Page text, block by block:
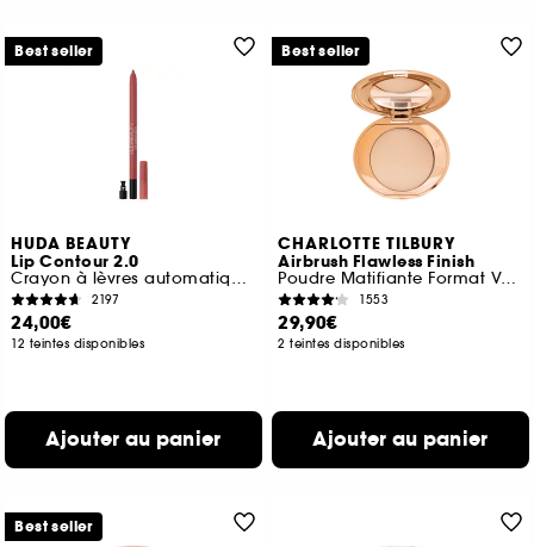
HUDA BEAUTY
Lip Contour 2.0
Crayon à lèvres automatique mat
2197
24,00€
12 teintes disponibles
Ajouter au panier
Best seller
CHARLOTTE TILBURY
Airbrush Flawless Finish
Poudre Matifiante Format Voyage
1553
29,90€
2 teintes disponibles
Ajouter au panier
Best seller
Best seller